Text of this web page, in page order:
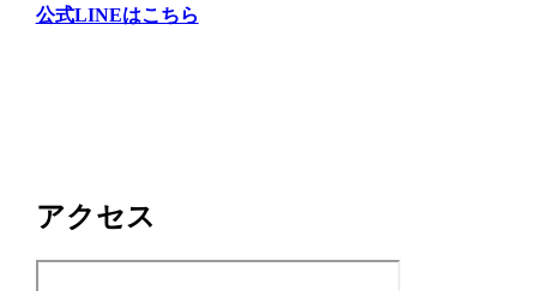
公式LINEはこちら
アクセス